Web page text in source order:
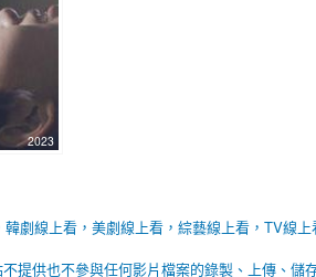
2023
劇線上看，美劇線上看，綜藝線上看，TV線上
提供也不參與任何影片檔案的錄製、上傳、儲